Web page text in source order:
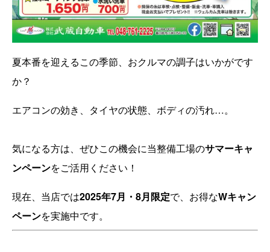
夏本番を迎えるこの季節、おクルマの調子はいかがです
か？
エアコンの効き、タイヤの状態、ボディの汚れ…。
気になる方は、ぜひこの機会に当整備工場のサマーキャ
ンペーンをご活用ください！
現在、当店では2025年7月・8月限定で、お得なWキャン
ペーンを実施中です。